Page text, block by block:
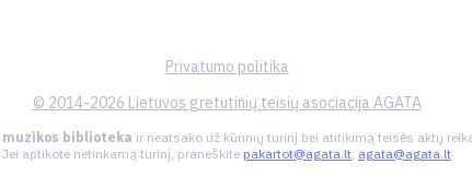
Privatumo politika
© 2014-2026 Lietuvos gretutinių teisių asociacija AGATA
muzikos biblioteka ir neatsako už kūrinių turinį bei atitikimą teisės aktų
Jei aptikote netinkamą turinį, praneškite pakartot@agata.lt, agata@agata.lt